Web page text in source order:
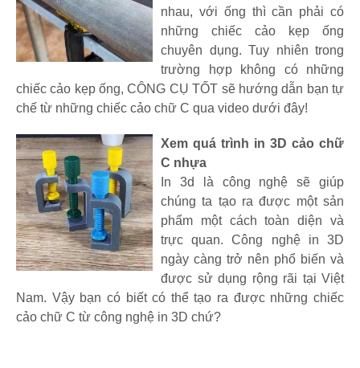
nhau, với ống thì cần phải có
những chiếc cảo kẹp ống
chuyên dụng. Tuy nhiên trong
trường hợp không có những
chiếc cảo kẹp ống, CÔNG CỤ TỐT sẽ hướng dẫn bạn tự
chế từ những chiếc cảo chữ C qua video dưới đây!
Xem quá trình in 3D cảo chữ
C nhựa
In 3d là công nghệ sẽ giúp
chúng ta tạo ra được một sản
phẩm một cách toàn diện và
trực quan. Công nghệ in 3D
ngày càng trở nên phổ biến và
được sử dụng rộng rãi tại Việt
Nam. Vậy bạn có biết có thể tạo ra được những chiếc
cảo chữ C từ công nghệ in 3D chứ?